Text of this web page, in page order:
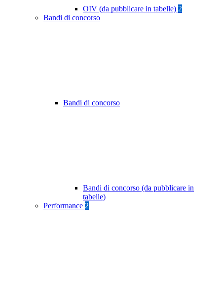
OIV (da pubblicare in tabelle) 2
Bandi di concorso
Bandi di concorso
Bandi di concorso (da pubblicare in
tabelle)
Performance 2